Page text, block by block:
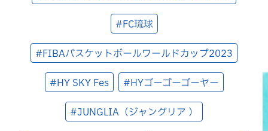
#FC琉球
#FIBAバスケットボールワールドカップ2023
#HY SKY Fes #HYゴーゴーゴーヤー
#JUNGLIA（ジャングリア ）